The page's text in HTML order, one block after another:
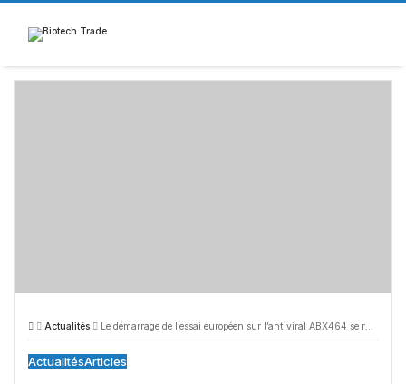
Skip
content
Actualités Le démarrage de l’essai européen sur l’antiviral ABX464 se rapproche, Abivax rebondit
ActualitésArticles